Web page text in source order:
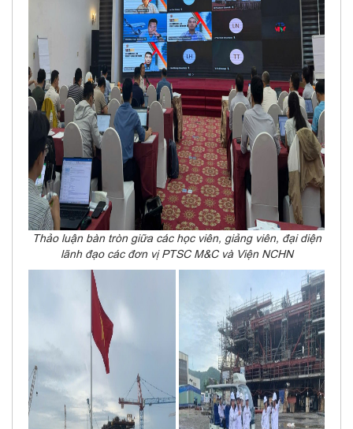
Thảo luận bàn tròn giữa các học viên, giảng viên, đại diện
lãnh đạo các đơn vị PTSC M&C và Viện NCHN